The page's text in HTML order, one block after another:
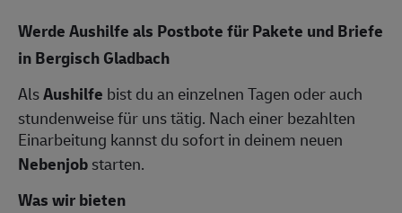
Werde Aushilfe als Postbote für Pakete und Briefe
in Bergisch Gladbach
AlsAushilfe bist du an einzelnen Tagen oder auch
stundenweise für uns tätig. Nach einer bezahlten
Einarbeitung kannst du sofort in deinem neuen
Nebenjobstarten.
Was wir bieten